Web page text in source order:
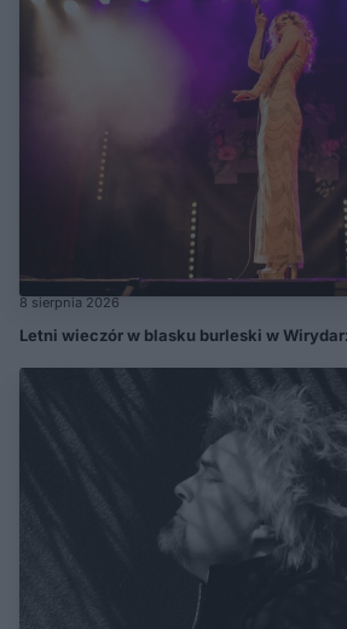
8 sierpnia 2026
Letni wieczór w blasku burleski w